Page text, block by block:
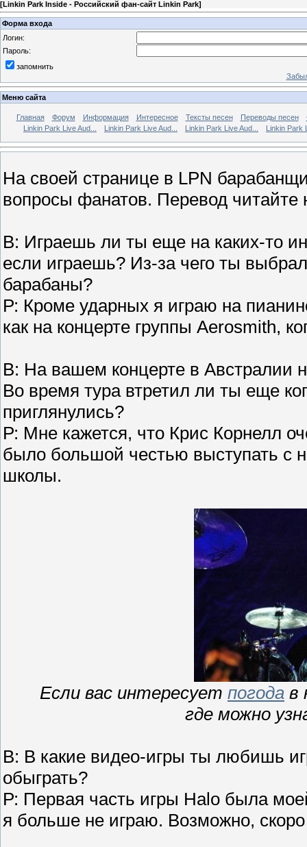
[Linkin Park Inside - Российский фан-сайт Linkin Park]
Форма входа
Логин:
Пароль:
запомнить
Меню сайта
Главная Форум Информация Интересное Тексты песен Переводы песен
Linkin Park Live Aud...
Linkin Park Live Aud... Linkin Park Live Aud... Linkin Park
На своей странице в LPN
вопросы фанатов. Перевод читайте
В: Играешь ли ты еще на каких-то
если играешь? Из-за чего ты
барабаны?
Р: Кроме ударных я играю на
как на концерте группы Aerosmith,
В: На вашем концерте в Австралии
Во время тура втретил ли ты еще
приглянулись?
Р: Мне кажется, что Крис Корнелл
было большой честью выступать с
школы.
Если вас интересует погода в
где можно
В: В какие видео-игры ты любишь
обыграть?
Р: Первая часть игры Halo была
я больше не играю. Возможно, скоро